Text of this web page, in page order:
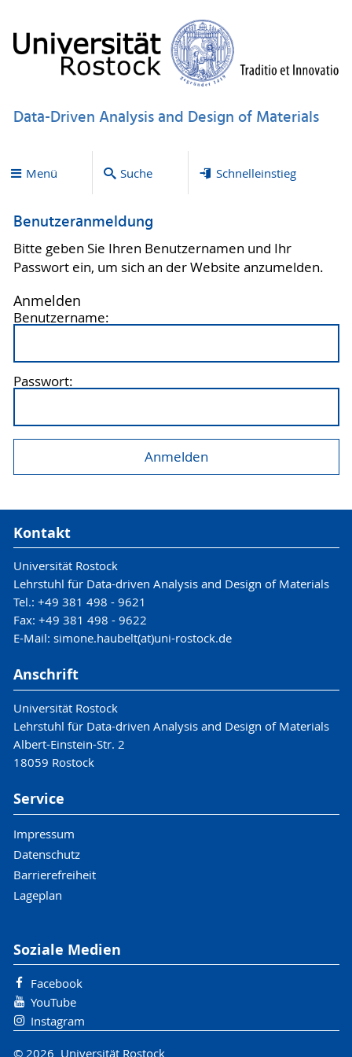
Data-Driven Analysis and Design of Materials
Menü Suche Schnelleinstieg
Benutzeranmeldung
Bitte geben Sie Ihren Benutzernamen und Ihr
Passwort ein, um sich an der Website anzumelden.
Anmelden
Benutzername:
Passwort:
Kontakt
Universität Rostock
Lehrstuhl für Data-driven Analysis and Design of Materials
Tel.: +49 381 498 - 9621
Fax: +49 381 498 - 9622
E-Mail: simone.haubelt(at)uni-rostock.de
Anschrift
Universität Rostock
Lehrstuhl für Data-driven Analysis and Design of Materials
Albert-Einstein-Str. 2
18059 Rostock
Service
Impressum
Datenschutz
Barrierefreiheit
Lageplan
Soziale Medien
Facebook
YouTube
Instagram
© 2026 Universität Rostock